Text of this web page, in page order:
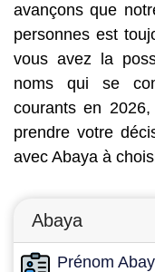
avançons que
personnes est
vous avez la
noms qui se
courants en
prendre votre
avec Abaya à
Abaya
Prénom